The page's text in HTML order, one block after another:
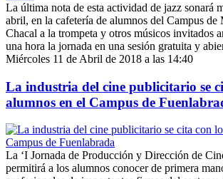
La última nota de esta actividad de jazz sonará
abril, en la cafetería de alumnos del Campus de
Chacal a la trompeta y otros músicos invitados
una hora la jornada en una sesión gratuita y
Miércoles 11 de Abril de 2018 a las 14:40
La industria del cine publicitario se
alumnos en el Campus de
La ‘I Jornada de Producción y Dirección de
permitirá a los alumnos conocer de primera